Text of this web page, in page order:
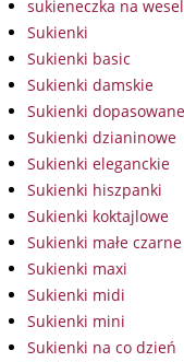
sukieneczka na
Sukienki
Sukienki basic
Sukienki damskie
Sukienki
Sukienki dzianinowe
Sukienki eleganckie
Sukienki hiszpanki
Sukienki koktajlowe
Sukienki małe czarne
Sukienki maxi
Sukienki midi
Sukienki mini
Sukienki na co dzień